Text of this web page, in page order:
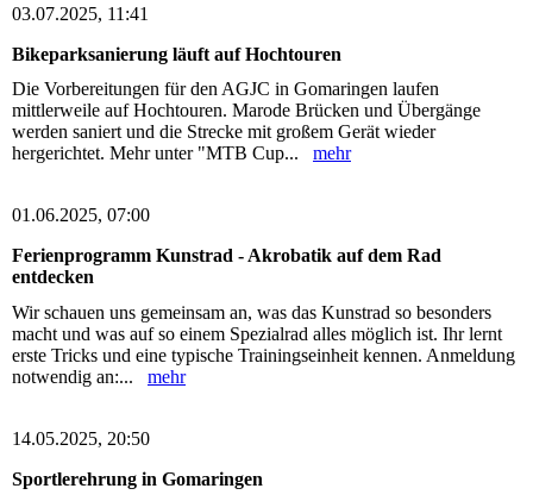
03.07.2025, 11:41
Bikeparksanierung läuft auf Hochtouren
Die Vorbereitungen für den AGJC in Gomaringen laufen
mittlerweile auf Hochtouren. Marode Brücken und Übergänge
werden saniert und die Strecke mit großem Gerät wieder
hergerichtet. Mehr unter "MTB Cup... mehr
01.06.2025, 07:00
Ferienprogramm Kunstrad - Akrobatik auf dem Rad
entdecken
Wir schauen uns gemeinsam an, was das Kunstrad so besonders
macht und was auf so einem Spezialrad alles möglich ist. Ihr lernt
erste Tricks und eine typische Trainingseinheit kennen. Anmeldung
notwendig an:... mehr
14.05.2025, 20:50
Sportlerehrung in Gomaringen